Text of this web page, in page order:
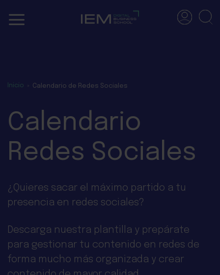
Inicio Calendario de Redes Sociales
Calendario
Redes Sociales
¿Quieres sacar el máximo partido a tu
presencia en redes sociales?
Descarga nuestra plantilla y prepárate
para gestionar tu contenido en redes de
forma mucho más organizada y crear